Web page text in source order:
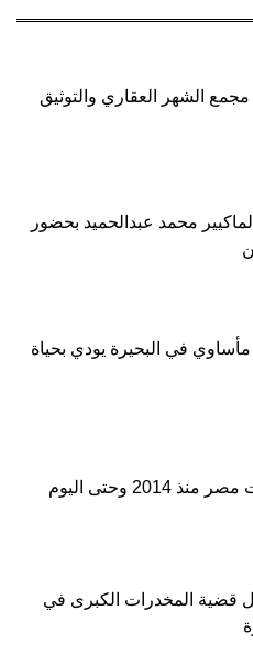
مجمع الشهر العقاري والتوثيق
محمد عبدالحميد بحضور
في البحيرة يودي بحياة
2014 وحتى اليوم
قضية المخدرات الكبرى في